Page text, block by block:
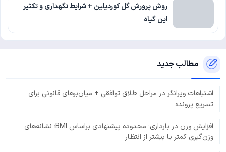
روش پرورش گل کوردیلین + شرایط نگهداری و تکثیر
این گیاه
مطالب جدید
اشتباهات ویرانگر در مراحل طلاق توافقی + میان‌برهای قانونی برای
تسریع پرونده
افزایش وزن در بارداری؛ محدوده پیشنهادی براساس BMI؛ نشانه‌های
وزن‌گیری کمتر یا بیشتر از انتظار